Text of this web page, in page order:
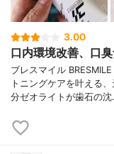
3.00
口内環境改善、口
ブレスマイル
トニングケアを叶える
分ゼオライトが歯石の